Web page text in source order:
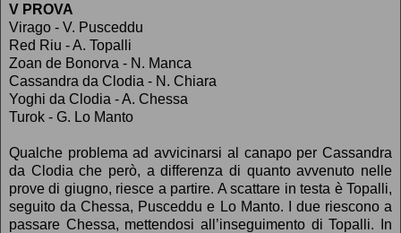
V PROVA
Virago - V. Pusceddu
Red Riu - A. Topalli
Zoan de Bonorva - N. Manca
Cassandra da Clodia - N. Chiara
Yoghi da Clodia - A. Chessa
Turok - G. Lo Manto
Qualche problema ad avvicinarsi al canapo per Cassandra
da Clodia che però, a differenza di quanto avvenuto nelle
prove di giugno, riesce a partire. A scattare in testa è Topalli,
seguito da Chessa, Pusceddu e Lo Manto. I due riescono a
passare Chessa, mettendosi all’inseguimento di Topalli. In